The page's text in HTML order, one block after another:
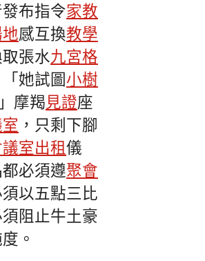
布指令家教
感互換教學
張水九宮格
她試圖小樹
摩羯見證座
，只剩下腳
室出租儀
必須遵聚會
以五點三比
阻止牛土豪
。